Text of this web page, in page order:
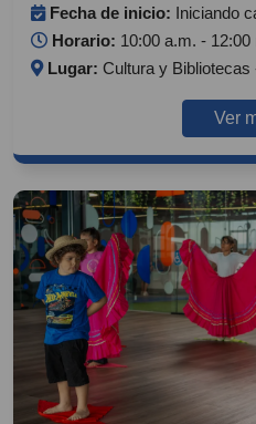
Fecha de inicio: Iniciando
Horario: 10:00 a.m. - 12:00
Lugar: Cultura y Bibliotecas
Ver